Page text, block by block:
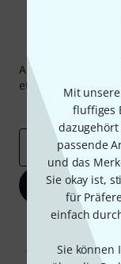
Mit
fluffiges
passende
und das
Sie okay ist,
für
einfach
Sie können
Abonniere den
etwas Glück einen
Inspirierende
E-Mail-Adresse*
Mit Klick auf „Jetzt
Werbung und einer
Abmeldung ist